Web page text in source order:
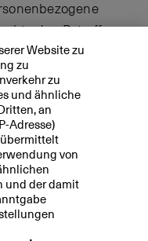
den Betroffenen
dem Feld hier ein.
Website zu
zu
zu
und ähnliche
an
Adresse)
von
und der damit